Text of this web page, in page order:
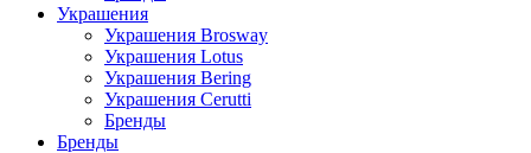
Украшения
Украшения Brosway
Украшения Lotus
Украшения Bering
Украшения Cerutti
Бренды
Бренды